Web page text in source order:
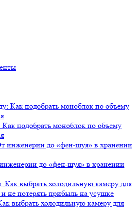
подобрать моноблок по объему
до «фен-шуя» в хранении
выбрать холодильную камеру для